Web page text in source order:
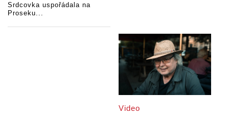
Srdcovka uspořádala na
Proseku...
Video